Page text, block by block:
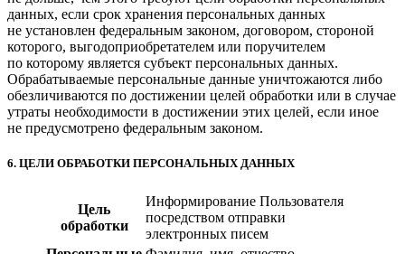
данных, если срок хранения персональных данных
не установлен федеральным законом, договором, стороной
которого, выгодоприобретателем или поручителем
по которому является субъект персональных данных.
Обрабатываемые персональные данные уничтожаются либо
обезличиваются по достижении целей обработки или в случае
утраты необходимости в достижении этих целей, если иное
не предусмотрено федеральным законом.
6. ЦЕЛИ ОБРАБОТКИ ПЕРСОНАЛЬНЫХ ДАННЫХ
Цель
обработки
Информирование Пользователя
посредством отправки
электронных писем